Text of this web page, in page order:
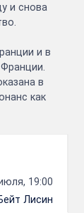
и снова
и в
в
как
19:00
Лисин